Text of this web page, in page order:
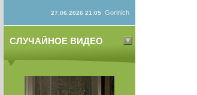
27.06.2026 21:05 Gorinich
СЛУЧАЙНОЕ ВИДЕО